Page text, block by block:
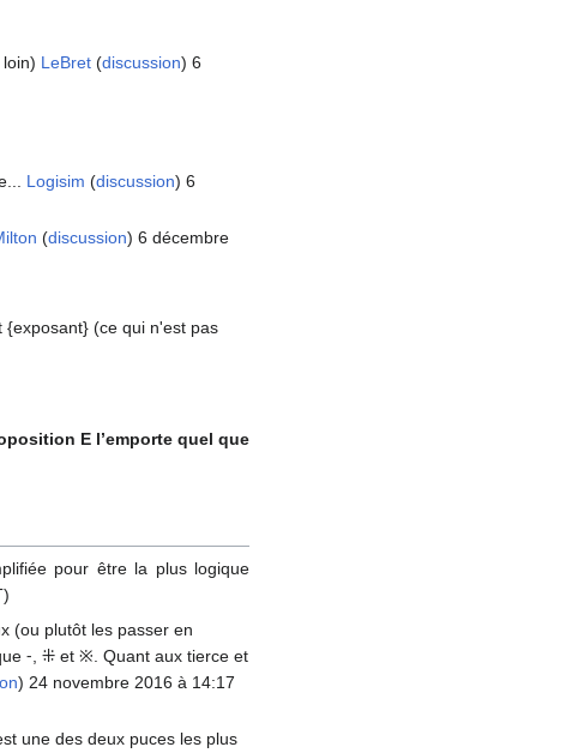
LeBret (discussion) 6
Logisim (discussion) 6
(discussion) 6 décembre
(ce qui n'est pas
E l’emporte quel que
pour être la plus logique
(ou plutôt les passer en
⁃, ⁜ et ※. Quant aux tierce et
) 24 novembre 2016 à 14:17
une des deux puces les plus